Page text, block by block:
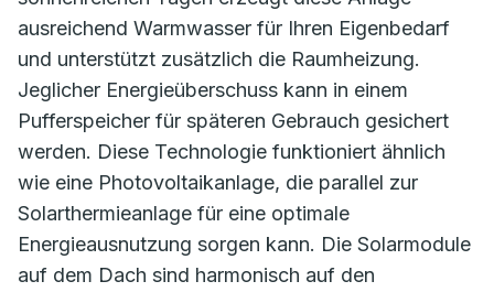
ausreichend Warmwasser für Ihren Eigenbedarf
und unterstützt zusätzlich die Raumheizung.
Jeglicher Energieüberschuss kann in einem
Pufferspeicher für späteren Gebrauch gesichert
werden. Diese Technologie funktioniert ähnlich
wie eine Photovoltaikanlage, die parallel zur
Solarthermieanlage für eine optimale
Energieausnutzung sorgen kann. Die Solarmodule
auf dem Dach sind harmonisch auf den